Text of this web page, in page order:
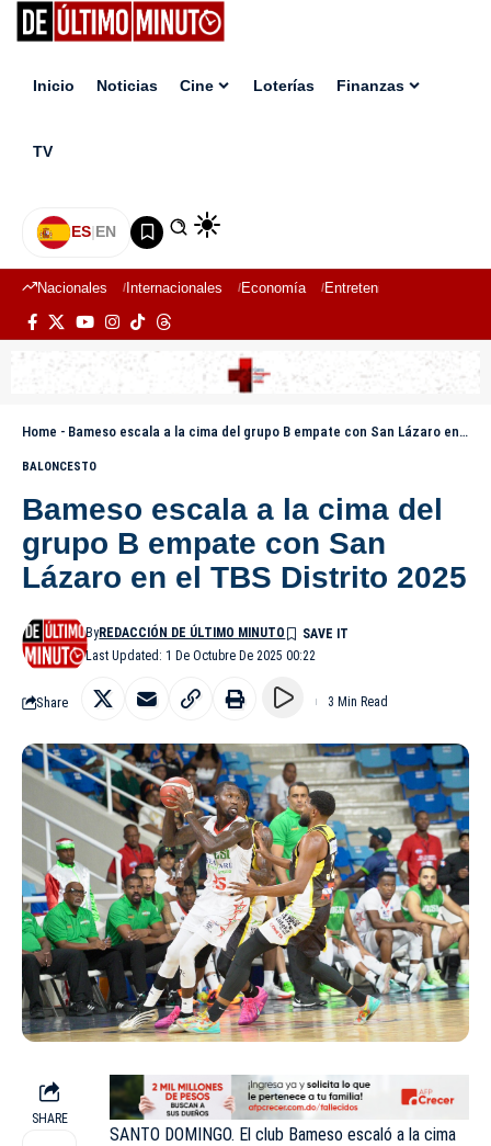
Inicio Noticias Cine Loterías Finanzas
TV
ES|EN
Nacionales Internacionales Economía Entretenimiento
Home - Bameso escala a la cima del grupo B empate con San Lázaro en el TBS Distrito 2025
BALONCESTO
Bameso escala a la cima del
grupo B empate con San
Lázaro en el TBS Distrito 2025
Last Updated: 1 De Octubre De 2025 00:22
ByREDACCIÓN DE ÚLTIMO MINUTO
Share 3 Min Read
SHARE
SANTO DOMINGO. El club Bameso escaló a la cima